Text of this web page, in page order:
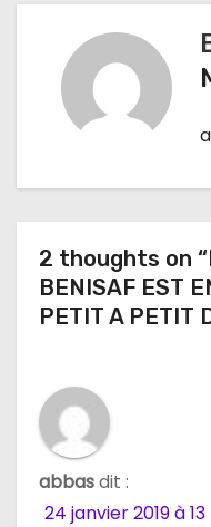
o
d
e
2 thoughts on
BENISAF EST
PETIT A PETIT
abbasdit :
24 janvier 2019 à